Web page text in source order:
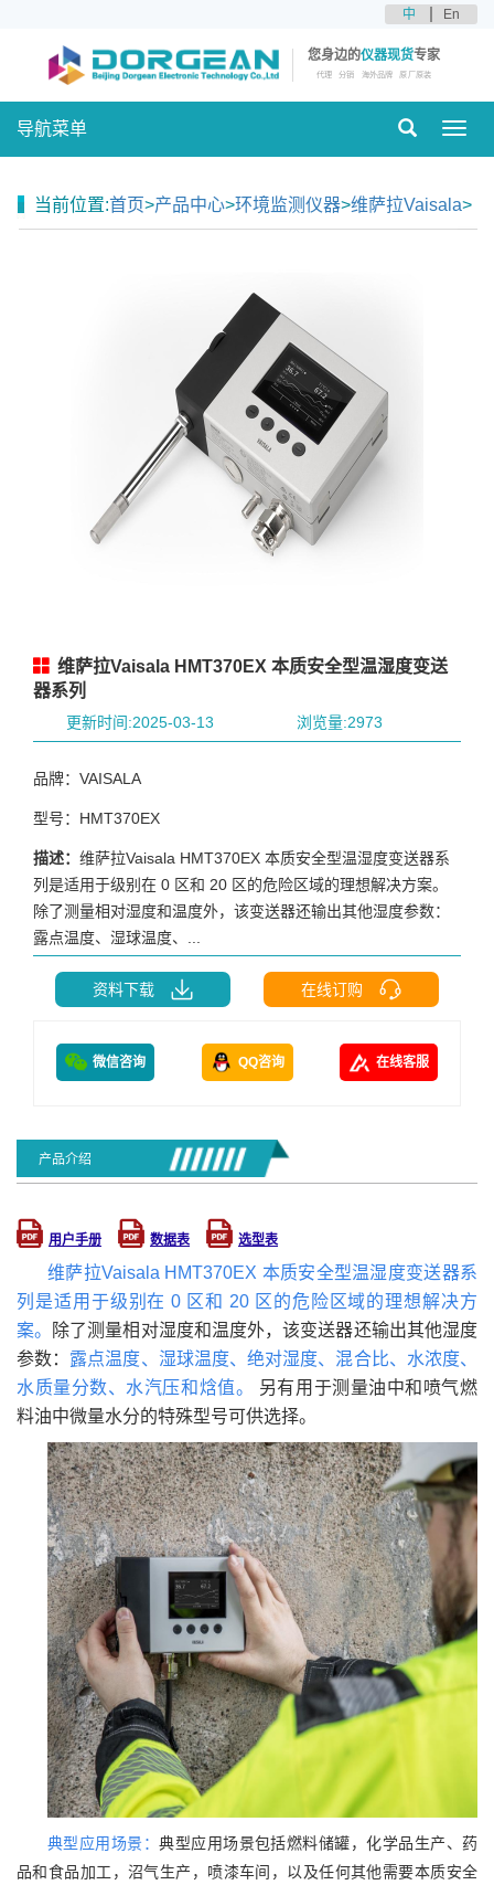
中 En
您身边的仪器现货专家
代理 分销 海外品牌 原厂原装
导航菜单
当前位置:首页>产品中心>环境监测仪器>维萨拉Vaisala>
维萨拉Vaisala HMT370EX 本质安全型温湿度变送
器系列
更新时间:2025-03-13 浏览量:2973
品牌：VAISALA
型号：HMT370EX
描述： 维萨拉Vaisala HMT370EX 本质安全型温湿度变送器系
列是适用于级别在 0 区和 20 区的危险区域的理想解决方案。
除了测量相对湿度和温度外，该变送器还输出其他湿度参数：
露点温度、湿球温度、...
资料下载 在线订购
微信咨询 QQ咨询 在线客服
产品介绍
用户手册 数据表 选型表
维萨拉Vaisala HMT370EX 本质安全型温湿度变送器系
列是适用于级别在 0 区和 20 区的危险区域的理想解决方
案。
除了测量相对湿度和温度外，该变送器还输出其他湿度
参数： 露点温度、湿球温度、绝对湿度、混合比、水浓度、
水质量分数、水汽压和焓值。
另有用于测量油中和喷气燃
料油中微量水分的特殊型号可供选择。
典型应用场景：典型应用场景包括燃料储罐，化学品生产、药
品和食品加工，沼气生产，喷漆车间，以及任何其他需要本质安全